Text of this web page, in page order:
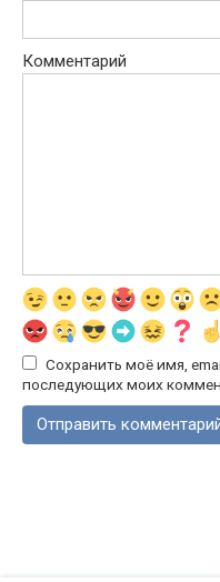
Комментарий
Сохранить моё имя,
последующих моих